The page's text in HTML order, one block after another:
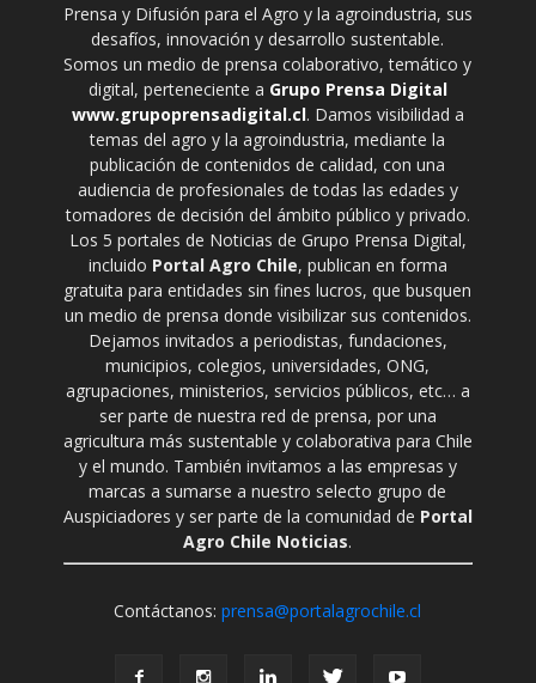
Prensa y Difusión para el Agro y la agroindustria, sus
desafíos, innovación y desarrollo sustentable.
Somos un medio de prensa colaborativo, temático y
digital, perteneciente a Grupo Prensa Digital
www.grupoprensadigital.cl. Damos visibilidad a
temas del agro y la agroindustria, mediante la
publicación de contenidos de calidad, con una
audiencia de profesionales de todas las edades y
tomadores de decisión del ámbito público y privado.
Los 5 portales de Noticias de Grupo Prensa Digital,
incluido Portal Agro Chile, publican en forma
gratuita para entidades sin fines lucros, que busquen
un medio de prensa donde visibilizar sus contenidos.
Dejamos invitados a periodistas, fundaciones,
municipios, colegios, universidades, ONG,
agrupaciones, ministerios, servicios públicos, etc… a
ser parte de nuestra red de prensa, por una
agricultura más sustentable y colaborativa para Chile
y el mundo. También invitamos a las empresas y
marcas a sumarse a nuestro selecto grupo de
Auspiciadores y ser parte de la comunidad de Portal
Agro Chile Noticias.
Contáctanos:prensa@portalagrochile.cl